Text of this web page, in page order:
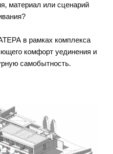
материал или сценарий
в рамках комплекса
комфорт уединения и
самобытность.